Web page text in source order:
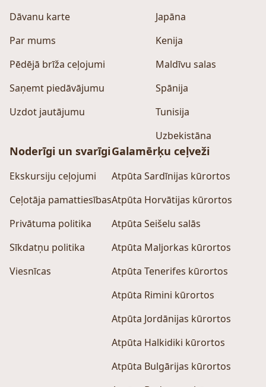
Dāvanu karte
Par mums
Pēdējā brīža ceļojumi
Saņemt piedāvājumu
Uzdot jautājumu
Japāna
Kenija
Maldīvu salas
Spānija
Tunisija
Uzbekistāna
Noderīgi un svarīgi
Ekskursiju ceļojumi
Ceļotāja pamattiesības
Privātuma politika
Sīkdatņu politika
Viesnīcas
Galamērķu ceļveži
Atpūta Sardīnijas kūrortos
Atpūta Horvātijas kūrortos
Atpūta Seišelu salās
Atpūta Maljorkas kūrortos
Atpūta Tenerifes kūrortos
Atpūta Rimini kūrortos
Atpūta Jordānijas kūrortos
Atpūta Halkidiki kūrortos
Atpūta Bulgārijas kūrortos